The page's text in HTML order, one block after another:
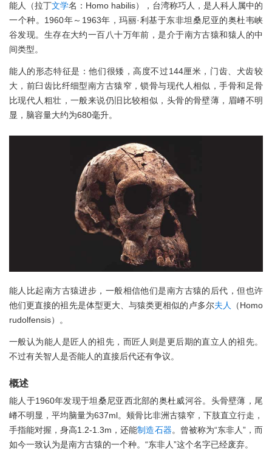
能人（拉丁文学名：Homo habilis），台湾称巧人，是人科人属中的
一个种。1960年～1963年，玛丽·利基于东非坦桑尼亚的奥杜韦峡
谷发现。生存在大约一百八十万年前，是介于南方古猿和猿人的中
间类型。
能人的形态特征是：他们很矮，高度不过144厘米，门齿、犬齿较
大，前臼齿比纤细型南方古猿窄，锁骨与现代人相似，手骨和足骨
比现代人粗壮，一般来说仍旧比较相似，头骨的骨壁薄，眉嵴不明
显，脑容量大约为680毫升。
能人比起南方古猿进步，一般相信他们是南方古猿的后代，但也许
他们更直接的袓先是体型更大、与猿类更相似的卢多尔夫人
（Homo
rudolfensis）。
一般认为能人是匠人的袓先，而匠人则是更后期的直立人的袓先。
不过有关智人是否能人的直接后代还有争议。
概述
能人于1960年发现于坦桑尼亚西北部的奥杜威河谷。头骨壁薄，尾
嵴不明显，平均脑量为637ml。颊骨比非洲古猿窄，下肢直立行走，
手指能对握，身高1.2-1.3m，还能制造石器。曾被称为“东非人”，而
如今一致认为是南方古猿的一个种。“东非人”这个名字已经废弃。